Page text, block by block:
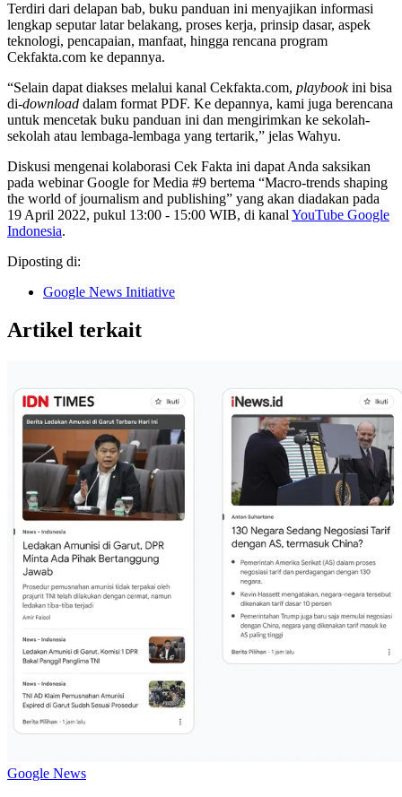
Terdiri dari delapan bab, buku panduan ini menyajikan informasi
lengkap seputar latar belakang, proses kerja, prinsip dasar, aspek
teknologi, pencapaian, manfaat, hingga rencana program
Cekfakta.com ke depannya.
“Selain dapat diakses melalui kanal Cekfakta.com, playbookini bisa
di-download dalam format PDF. Ke depannya, kami juga berencana
untuk mencetak buku panduan ini dan mengirimkan ke sekolah-
sekolah atau lembaga-lembaga yang tertarik,” jelas Wahyu.
Diskusi mengenai kolaborasi Cek Fakta ini dapat Anda saksikan
pada webinar Google for Media #9 bertema “Macro-trends shaping
the world of journalism and publishing” yang akan diadakan pada
19 April 2022, pukul 13:00 - 15:00 WIB, di kanalYouTube Google
Indonesia.
Diposting di:
Google News Initiative
Artikel terkait
Google News